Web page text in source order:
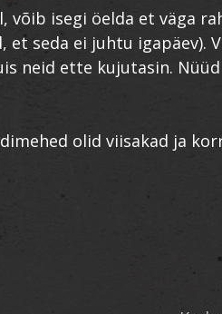
võib isegi öelda et väga
et seda ei juhtu igapäev).
neid ette kujutasin.
olid viisakad ja